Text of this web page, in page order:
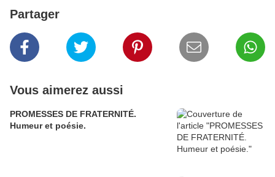
Partager
Vous aimerez aussi
PROMESSES DE FRATERNITÉ.
Humeur et poésie.